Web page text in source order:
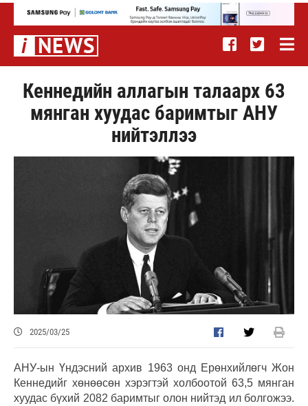
Кеннедийн аллагын талаарх 63
мянган хуудас баримтыг АНУ
нийтэллээ
2025/03/25
АНУ-ын Үндэсний архив 1963 онд Ерөнхийлөгч Жон
Кеннедийг хөнөөсөн хэрэгтэй холбоотой 63,5 мянган
хуудас бүхий 2082 баримтыг олон нийтэд ил болгожээ.